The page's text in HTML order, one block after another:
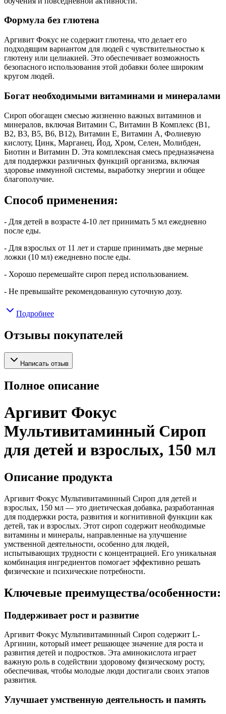
Формула без глютена
Аргивит Фокус не содержит глютена, что делает его
подходящим вариантом для людей с чувствительностью к
глютену или целиакией. Это обеспечивает возможность
безопасного использования этой добавки более широким
кругом людей.
Богат необходимыми витаминами и минералами
Сироп обогащен смесью жизненно важных витаминов и
минералов, включая Витамин C, Витамин B Комплекс (B1,
B2, B3, B5, B6, B12), Витамин E, Витамин A, Фолиевую
кислоту, Цинк, Марганец, Йод, Хром, Селен, Молибден,
Биотин и Витамин D. Эта комплексная смесь предназначена
для поддержки различных функций организма, включая
здоровье иммунной системы, выработку энергии и общее
благополучие.
Способ применения:
- Для детей в возрасте 4-10 лет принимать 5 мл ежедневно
после еды.
- Для взрослых от 11 лет и старше принимать две мерные
ложки (10 мл) ежедневно после еды.
- Хорошо перемешайте сироп перед использованием.
- Не превышайте рекомендованную суточную дозу.
Подробнее
Отзывы покупателей
Написать отзыв
Полное описание
Аргивит Фокус
Мультивитаминный Сироп
для детей и взрослых, 150 мл
Описание продукта
Аргивит Фокус Мультивитаминный Сироп для детей и
взрослых, 150 мл — это диетическая добавка, разработанная
для поддержки роста, развития и когнитивной функции как
детей, так и взрослых. Этот сироп содержит необходимые
витамины и минералы, направленные на улучшение
умственной деятельности, особенно для людей,
испытывающих трудности с концентрацией. Его уникальная
комбинация ингредиентов помогает эффективно решать
физические и психические потребности.
Ключевые преимущества/особенности:
Поддерживает рост и развитие
Аргивит Фокус Мультивитаминный Сироп содержит L-
Аргинин, который имеет решающее значение для роста и
развития детей и подростков. Эта аминокислота играет
важную роль в содействии здоровому физическому росту,
обеспечивая, чтобы молодые люди достигали своих этапов
развития.
Улучшает умственную деятельность и память